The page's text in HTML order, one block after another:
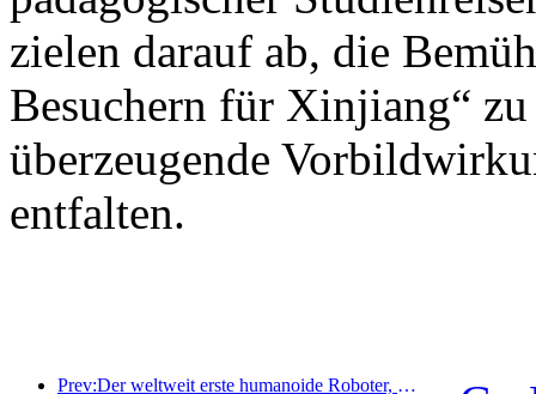
zielen darauf ab, die
Besuchern für Xinjiang“
überzeugende
entfalten.
Prev:Der weltweit erste humanoide Roboter, der auf szenarienübergreifende Gastronomiedienstleistungen spezialisiert ist, wurde enthüllt.